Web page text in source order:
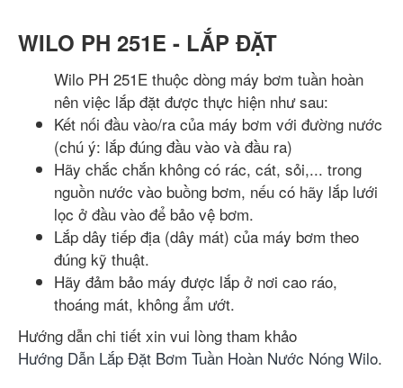
WILO PH 251E - LẮP ĐẶT
Wilo PH 251E thuộc dòng máy bơm tuần hoàn
nên việc lắp đặt được thực hiện như sau:
Kết nối đầu vào/ra của máy bơm với đường nước
(chú ý: lắp đúng đầu vào và đầu ra)
Hãy chắc chắn không có rác, cát, sỏi,... trong
nguồn nước vào buồng bơm, nếu có hãy lắp lưới
lọc ở đầu vào để bảo vệ bơm.
Lắp dây tiếp địa (dây mát) của máy bơm theo
đúng kỹ thuật.
Hãy đảm bảo máy được lắp ở nơi cao ráo,
thoáng mát, không ẩm ướt.
Hướng dẫn chi tiết xin vui lòng tham khảo
Hướng Dẫn Lắp Đặt Bơm Tuần Hoàn Nước Nóng Wilo.